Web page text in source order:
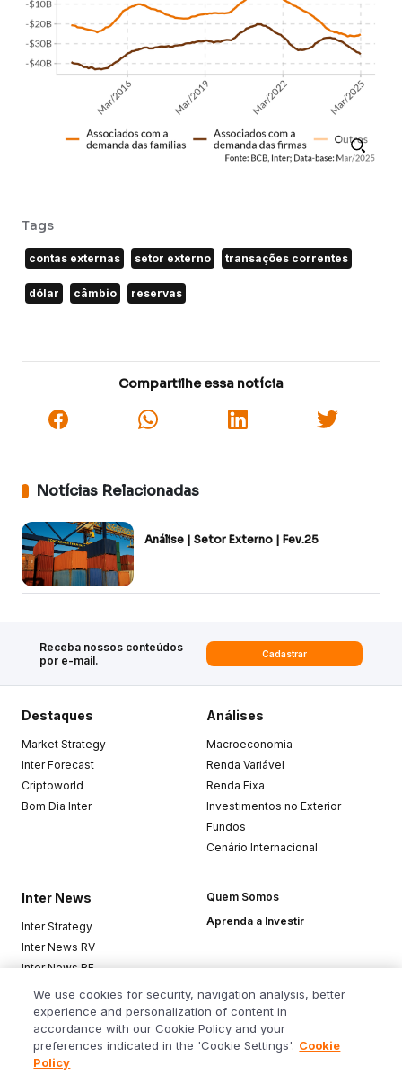
Tags
contas externas setor externo transações correntes
dólar câmbio reservas
Compartilhe essa notícia
Notícias Relacionadas
Análise | Setor Externo | Fev.25
Receba nossos conteúdos
por e-mail.
Cadastrar
Destaques
Market Strategy
Inter Forecast
Criptoworld
Bom Dia Inter
Análises
Macroeconomia
Renda Variável
Renda Fixa
Investimentos no Exterior
Fundos
Cenário Internacional
Inter News
Inter Strategy
Inter News RV
Inter News RF
Top Funds
Quem Somos
Aprenda a Investir
Baixe o app
We use cookies for security, navigation analysis, better
experience and personalization of content in
accordance with our Cookie Policy and your
preferences indicated in the 'Cookie Settings'. Cookie
Policy